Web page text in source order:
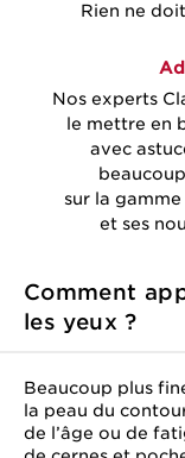
Rien ne
Nos experts
le mettre en
avec
sur la
et ses
Comment
les yeux ?
Beaucoup plus
la peau du
de l’âge ou de